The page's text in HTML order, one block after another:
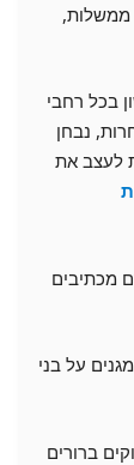
ממשלות,
בכל רחבי
נבחן
לעצב את
מכתיבים
על בני
ברורים